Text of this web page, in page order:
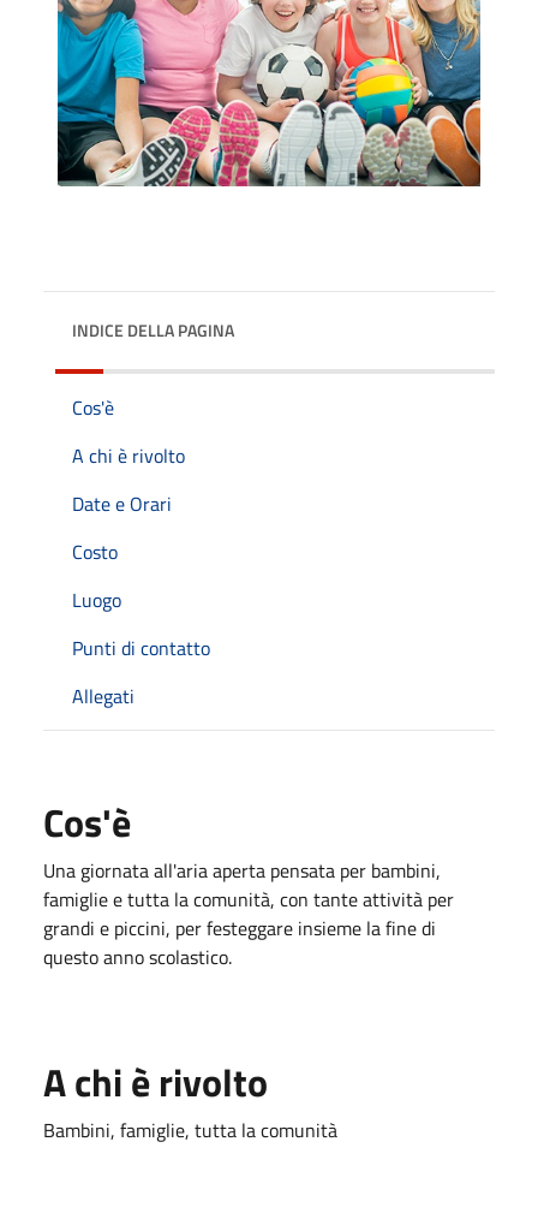
INDICE DELLA PAGINA
Cos'è
A chi è rivolto
Date e Orari
Costo
Luogo
Punti di contatto
Allegati
Cos'è
Una giornata all'aria aperta pensata per bambini,
famiglie e tutta la comunità, con tante attività per
grandi e piccini, per festeggare insieme la fine di
questo anno scolastico.
A chi è rivolto
Bambini, famiglie, tutta la comunità